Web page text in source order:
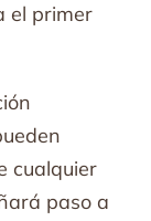
el primer
cualquier
paso a